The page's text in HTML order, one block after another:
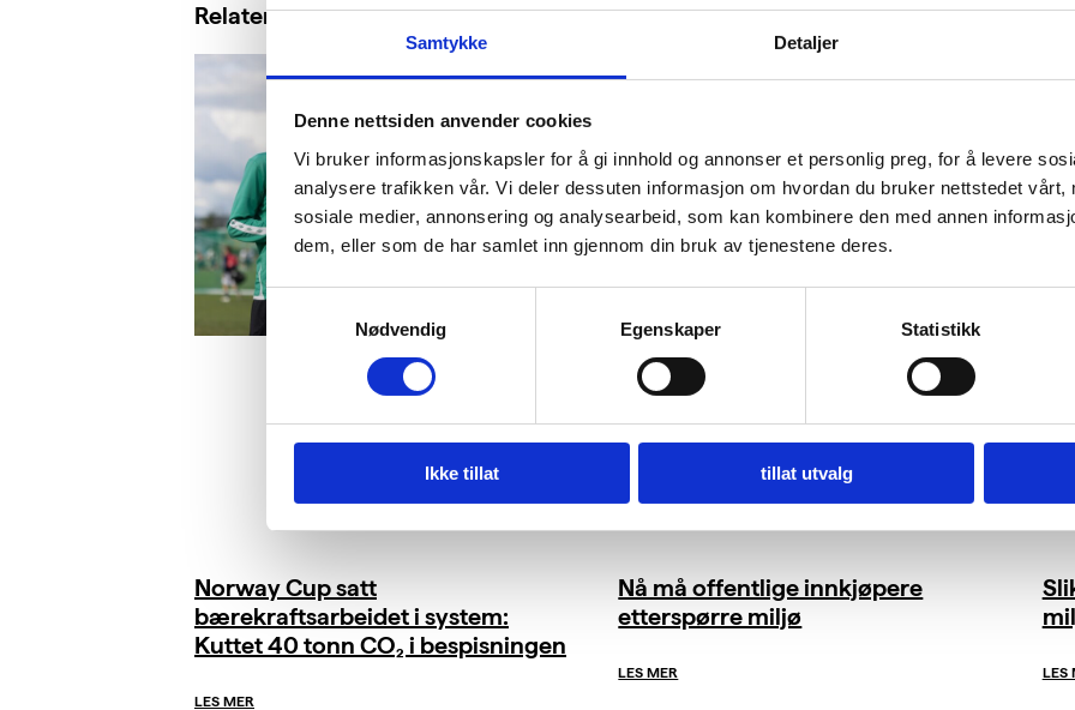
Samtykke Detaljer
Denne nettsiden anvender cookies
Vi bruker informasjonskapsler for å gi innhold og annonser et personlig preg, for å levere
analysere trafikken vår. Vi deler dessuten informasjon om hvordan du bruker nettstedet vårt,
sosiale medier, annonsering og analysearbeid, som kan kombinere den med annen
dem, eller som de har samlet inn gjennom din bruk av tjenestene deres.
Samtykkevalg
Nødvendig
Egenskaper Statistikk
Ikke tillat tillat utvalg
Relaterte saker
Norway Cup satt
bærekraftsarbeidet i system:
Kuttet 40 tonn CO₂ i bespisningen
LES MER
Nå må offentlige innkjøpere
etterspørre miljø
LES MER LES